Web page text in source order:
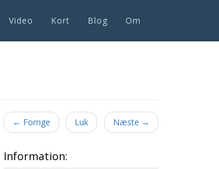
Video Kort Blog Om
← Forrige Luk Næste →
Information: